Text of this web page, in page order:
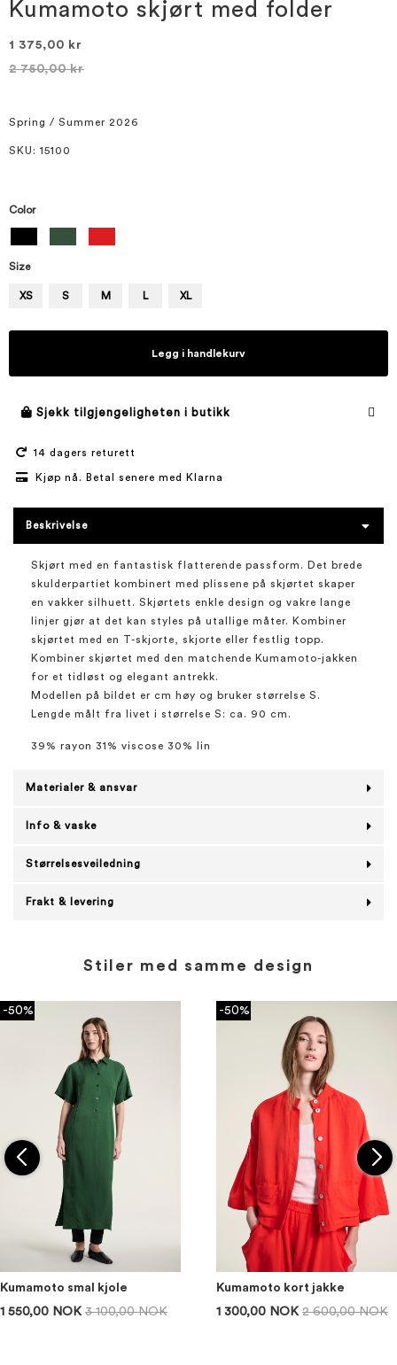
bildegalleri
Kumamoto skjørt med folder
1 375,00 kr
2 750,00 kr
Spring / Summer 2026
SKU : 15100
Color
Size
XS S M L XL
Legg i handlekurv
Sjekk tilgjengeligheten i butikk
14 dagers returett
Kjøp nå. Betal senere med Klarna
Beskrivelse
Skjørt med en fantastisk flatterende passform. Det brede
skulderpartiet kombinert med plissene på skjørtet skaper
en vakker silhuett. Skjørtets enkle design og vakre lange
linjer gjør at det kan styles på utallige måter. Kombiner
skjørtet med en T-skjorte, skjorte eller festlig topp.
Kombiner skjørtet med den matchende Kumamoto-jakken
for et tidløst og elegant antrekk.
Modellen på bildet er cm høy og bruker størrelse S.
Lengde målt fra livet i størrelse S: ca. 90 cm.
39% rayon 31% viscose 30% lin
Materialer & ansvar
Info & vaske
Størrelsesveiledning
Frakt & levering
Stiler med samme design
-50%
Kumamoto smal kjole
1 550,00 NOK 3 100,00 NOK
-50%
Kumamoto kort jakke
1 300,00 NOK 2 600,00 NOK